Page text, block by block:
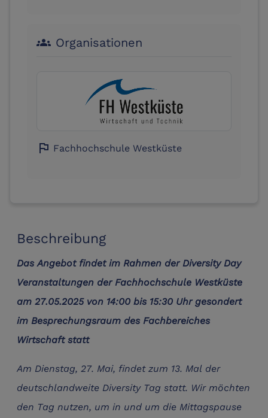
Beschreibung
Das Angebot findet im Rahmen der Diversity Day
Veranstaltungen der Fachhochschule Westküste
am 27.05.2025 von 14:00 bis 15:30 Uhr gesondert
im Besprechungsraum des Fachbereiches
Wirtschaft statt
Am Dienstag, 27. Mai, findet zum 13. Mal der
deutschlandweite Diversity Tag statt. Wir möchten
den Tag nutzen, um in und um die Mittagspause
groups Organisationen
flag Fachhochschule Westküste